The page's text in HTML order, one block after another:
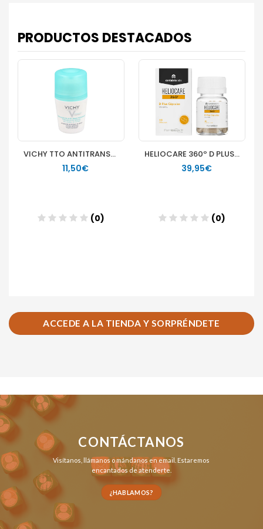
ACCEDE A LA TIENDA Y SORPRÉNDETE
CONTÁCTANOS
Visítanos, llámanosomándanos en email . Estaremos
encantados de atenderte.
¿HABLAMOS?